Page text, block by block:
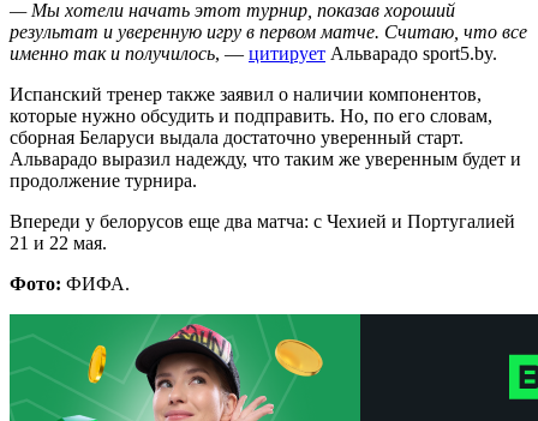
— Мы хотели начать этот турнир, показав хороший
результат и уверенную игру в первом матче. Считаю, что все
именно так и получилось, — цитирует Альварадо sport5.by.
Испанский тренер также заявил о наличии компонентов,
которые нужно обсудить и подправить. Но, по его словам,
сборная Беларуси выдала достаточно уверенный старт.
Альварадо выразил надежду, что таким же уверенным будет и
продолжение турнира.
Впереди у белорусов еще два матча: с Чехией и Португалией
21 и 22 мая.
Фото: ФИФА.